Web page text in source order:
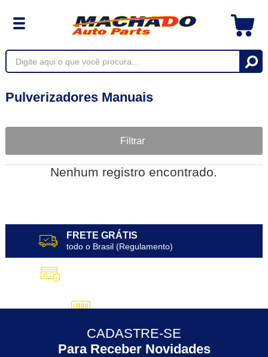
Pulverizadores Manuais
Filtrar
Nenhum registro encontrado.
FRETE GRÁTIS
todo o Brasil (Regulamento)
5% DESCONTO no Pix
30 ANOS
CADASTRE-SE
Para Receber Novidades